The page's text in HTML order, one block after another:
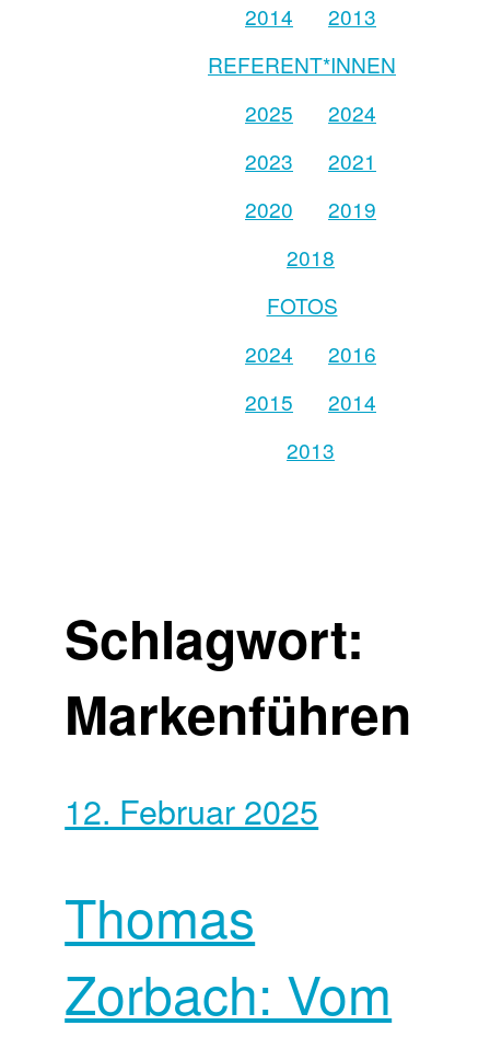
2014
2013
REFERENT*INNEN
2025
2024
2023
2021
2020
2019
2018
FOTOS
2024
2016
2015
2014
2013
Schlagwort:
Markenführen
12. Februar 2025
Thomas
Zorbach: Vom